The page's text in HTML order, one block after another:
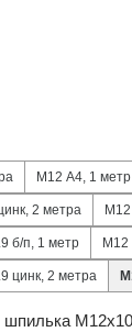
М12 А4, 1 метр
2 метра М12
б/п, 1 метр М12
цинк, 2 метра